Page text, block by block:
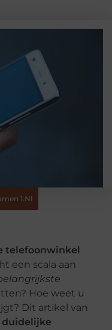
1.nl
telefoonwinkel
een scala aan
Hoe weet u
Dit artikel van
duidelijke